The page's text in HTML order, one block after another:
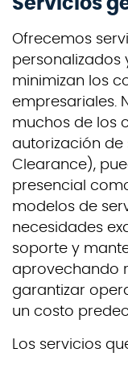
Servicios
Ofrecemos
personalizados
minimizan los
empresariales.
muchos de los
autorización de
Clearance),
presencial
modelos de
necesidades
soporte y
aprovechando
garantizar
un costo
Los servicios